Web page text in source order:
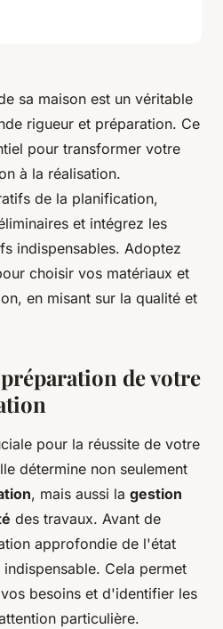
sa maison est un véritable
rigueur et préparation. Ce
pour transformer votre
à la réalisation.
de la planification,
et intégrez les
indispensables. Adoptez
choisir vos matériaux et
en misant sur la qualité et
de votre
pour la réussite de votre
détermine non seulement
, mais aussi la gestion
des travaux. Avant de
approfondie de l'état
Cela permet
besoins et d'identifier les
particulière.